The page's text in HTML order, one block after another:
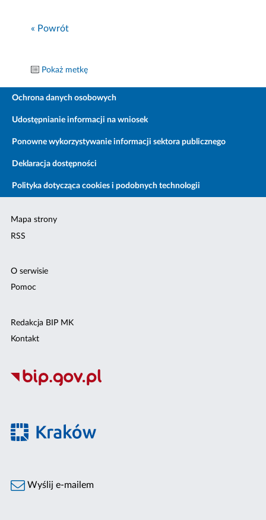
« Powrót
Pokaż metkę
Ochrona danych osobowych
Udostępnianie informacji na wniosek
Ponowne wykorzystywanie informacji sektora publicznego
Deklaracja dostępności
Polityka dotycząca cookies i podobnych technologii
Mapa strony
RSS
O serwisie
Pomoc
Redakcja BIP MK
Kontakt
Wyślij e-mailem